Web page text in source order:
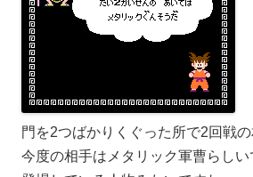
門を2つばかりくぐった所で2回戦の
今度の相手はメタリック軍曹らし